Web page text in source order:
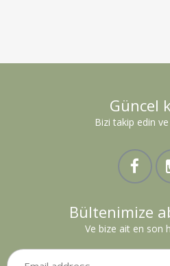
Güncel
Bizi takip edin ve
Bültenimize
Ve bize ait en son